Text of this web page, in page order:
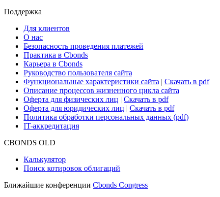
Поддержка
Для клиентов
О нас
Безопасность проведения платежей
Практика в Cbonds
Карьера в Cbonds
Руководство пользователя сайта
Функциональные характеристики сайта | Скачать в pdf
Описание процессов жизненного цикла сайта
Оферта для физических лиц | Скачать в pdf
Оферта для юридических лиц | Скачать в pdf
Политика обработки персональных данных (pdf)
IT-аккредитация
CBONDS OLD
Калькулятор
Поиск котировок облигаций
Ближайшие конференции Cbonds Congress